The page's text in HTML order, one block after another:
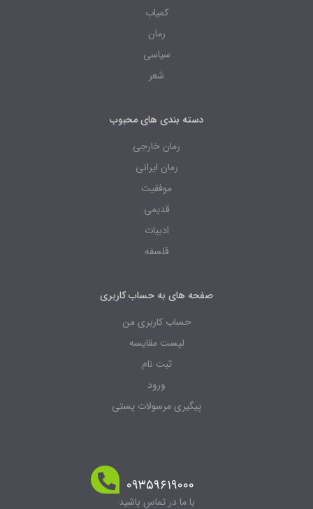
کمیاب
رمان
سیاسی
شعر
دسته بندی های محبوب
رمان خارجی
رمان ایرانی
موفقیت
قدیمی
ادبیات
فلسفه
صفحه های به حساب کاربری
حساب کاربری من
لیست مقایسه
ثبت نام
ورود
پیگیری مرسولات پستی
۰۹۳۵۹۶۱۹۰۰۰
با ما در تماس باشید